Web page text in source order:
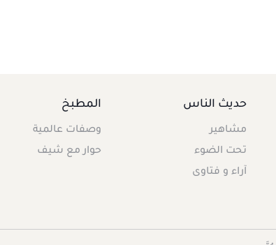
حديث الناس
مشاهير
تحت الضوء
آراء و فتاوى
المطبخ
وصفات عالمية
حوار مع شيف